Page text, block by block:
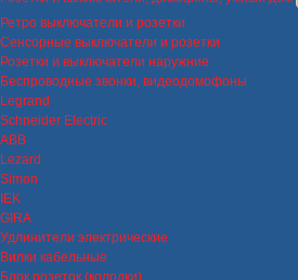
Ретро выключатели и розетки
Сенсорные выключатели и розетки
Розетки и выключатели наружние
Беспроводные звонки, видеодомофоны
Legrand
Schneider Electric
ABB
Lezard
Simon
IEK
GIRA
Удлинители электрические
Вилки кабельные
Блок розеток (колодки)